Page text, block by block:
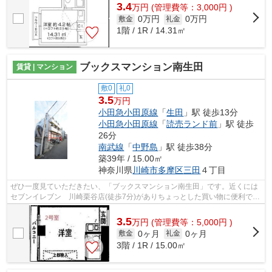
3.4万円 (管理費等：3,000円 )
敷金 0万円 礼金 0万円
1階 / 1R / 14.31㎡
賃貸 | マンション ブックスマンション南生田
敷0 礼0
3.5万円
小田急小田原線 「生田 」駅 徒歩13分
小田急小田原線 「読売ランド前 」駅 徒歩
26分
南武線 「中野島 」駅 徒歩38分
築39年 / 15.00㎡
神奈川県川崎市多摩区三田 ４丁目
ぜひ一度見ていただきたい、「ブックスマンション南生田」です。近くには
セブンイレブン 川崎栗谷店(徒歩7分)がありちょっとした買い物に便利で
す。防犯対策もバッチリなマンションタ...
3.5万円 (管理費等：5,000円 )
敷金 0ヶ月 礼金 0ヶ月
3階 / 1R / 15.00㎡